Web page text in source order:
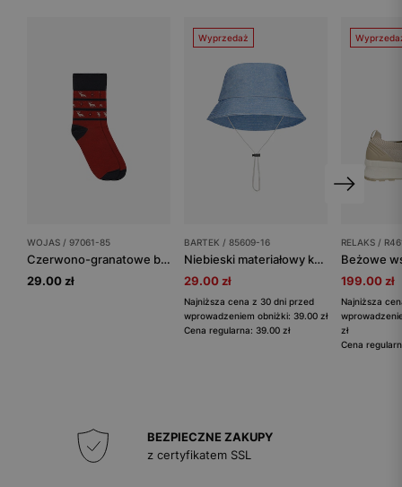
WOJAS / 97061-85
Czerwono-granatowe bawełniane skarpety z motywem świątecznym
29.00 zł
Wyprzedaż
BARTEK / 85609-16
Niebieski materiałowy kapelusz dziecięcy BARTEK 85609-16
29.00 zł
Najniższa cena z 30 dni przed
wprowadzeniem obniżki: 39.00 zł
Cena regularna: 39.00 zł
RELAKS /
199.00 zł
Najniższa
zł
Cena
BEZPIECZNE ZAKUPY
z certyfikatem SSL